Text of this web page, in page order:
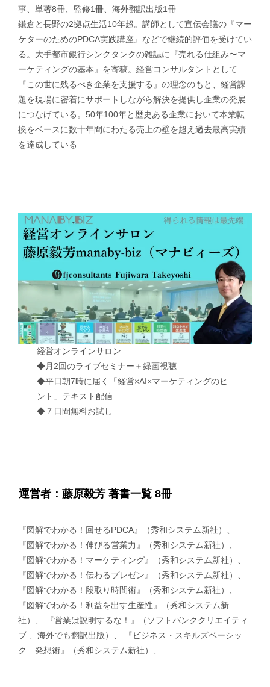
事、単著8冊、監修1冊、海外翻訳出版1冊
鎌倉と長野の2拠点生活10年超。講師として宣伝会議の『マー
ケターのためのPDCA実践講座』などで継続的評価を受けてい
る。大手都市銀行シンクタンクの雑誌に『売れる仕組み〜マ
ーケティングの基本』を寄稿。経営コンサルタントとして
『この世に残るべき企業を支援する』の理念のもと、経営課
題を現場に密着にサポートしながら解決を提供し企業の発展
につなげている。50年100年と歴史ある企業において本業転
換をベースに数十年間にわたる売上の壁を超え過去最高実績
を達成している
経営オンラインサロン
◆月2回のライブセミナー＋録画視聴
◆平日朝7時に届く「経営×AI×マーケティングのヒ
ント」テキスト配信
◆７日間無料お試し
運営者：藤原毅芳 著書一覧 8冊
『図解でわかる！回せるPDCA』（秀和システム新社）、
『図解でわかる！伸びる営業力』（秀和システム新社）、
『図解でわかる！マーケティング』（秀和システム新社）、
『図解でわかる！伝わるプレゼン』（秀和システム新社）、
『図解でわかる！段取り時間術』（秀和システム新社）、
『図解でわかる！利益を出す生産性』（秀和システム新
社）、 『営業は説明するな！』（ソフトバンククリエイティ
ブ 、海外でも翻訳出版）、 『ビジネス・スキルズベーシッ
ク 発想術』（秀和システム新社）、